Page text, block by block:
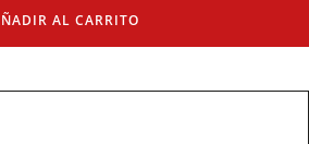
AL CARRITO